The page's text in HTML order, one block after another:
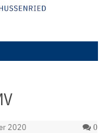
springen
2020 0